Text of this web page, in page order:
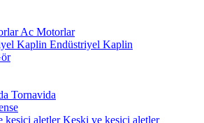
Ac Motorlar
Endüstriyel Kaplin
Tornavida
Keski ve kesici aletler